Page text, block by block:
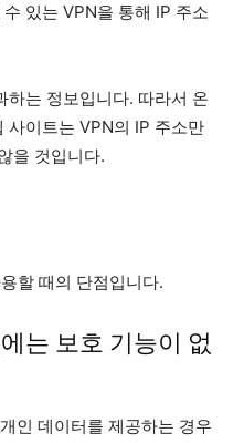
있는 VPN을 통해 IP 주소
하는 정보입니다. 따라서 온
사이트는 VPN의 IP 주소만
을 것입니다.
할 때의 단점입니다.
는 보호 기능이 없
인 데이터를 제공하는 경우